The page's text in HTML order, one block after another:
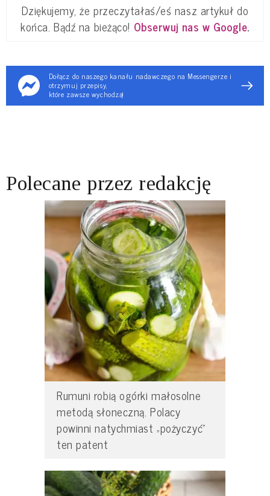
Dziękujemy, że przeczytałaś/eś nasz artykuł do
końca. Bądź na bieżąco! Obserwuj nas w Google.
Dołącz do naszego kanału nadawczego na Messengerze i
otrzymuj przepisy,
które zawsze wychodzą!
Polecane przez redakcję
Rumuni robią ogórki małosolne
metodą słoneczną. Polacy
powinni natychmiast „pożyczyć”
ten patent